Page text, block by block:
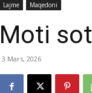
Lajme Maqedoni
Moti sot
3 Mars, 2026